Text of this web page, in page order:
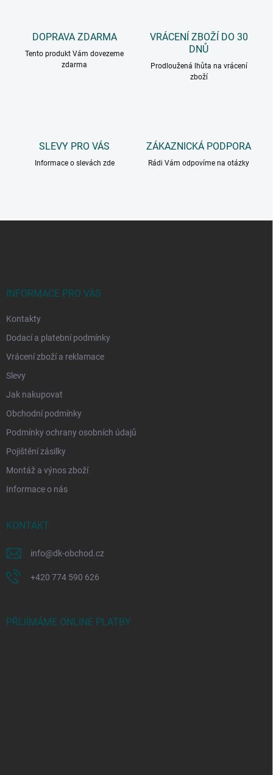
DOPRAVA ZDARMA
Tento produkt Vám dovezeme
zdarma
VRÁCENÍ ZBOŽÍ DO 30
DNŮ
Prodloužená lhůta na vrácení
zboží
SLEVY PRO VÁS
Informace o slevách zde
ZÁKAZNICKÁ PODPORA
Rádi Vám odpovíme na otázky
INFORMACE PRO VÁS
Kontakty
Dodací a platební podmínky
Vrácení zboží a reklamace
Slevy
Jak nakupovat
Obchodní podmínky
Podmínky ochrany osobních údajů
Pojištění zásilky
Montáž a výnos zboží
Informace o nás
KONTAKT
info@dk-obchod.cz
+420 774 590 626
PŘIJÍMÁME ONLINE PLATBY